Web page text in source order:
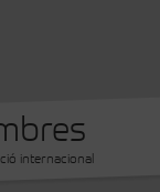
internacional